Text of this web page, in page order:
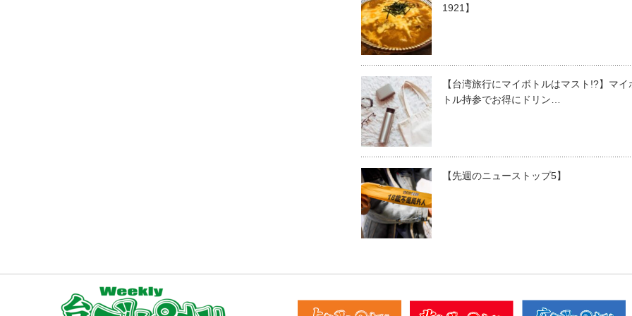
1921】
【台湾旅行にマイボトルはマスト!?】マイ
トル持参でお得にドリン…
【先週のニューストップ5】